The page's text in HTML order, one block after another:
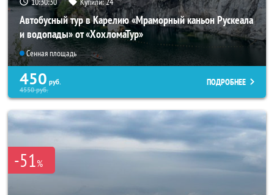
Автобусный тур в Карелию «Мраморный каньон Рускеала
и водопады» от «ХохломаТур»
Сенная площадь
450 руб.
4550руб.
ПОДРОБНЕЕ
-51%